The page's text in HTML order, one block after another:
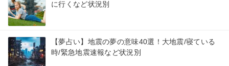
に行くなど状況別
【夢占い】地震の夢の意味40選！大地震/寝ている
時/緊急地震速報など状況別